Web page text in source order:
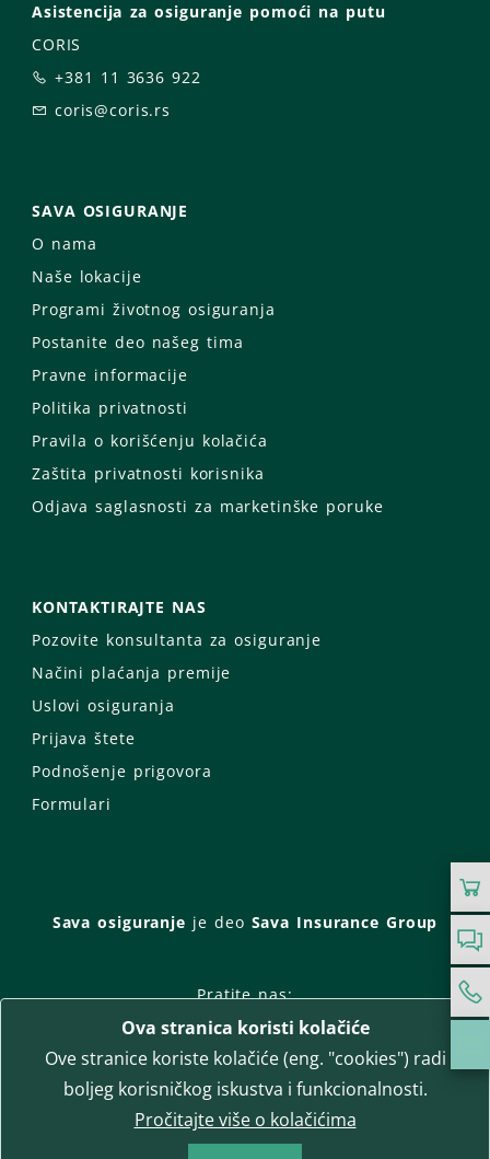
Asistencija za osiguranje pomoći na putu
CORIS
+381 11 3636 922
coris@coris.rs
SAVA OSIGURANJE
O nama
Naše lokacije
Programi životnog osiguranja
Postanite deo našeg tima
Pravne informacije
Politika privatnosti
Pravila o korišćenju kolačića
Zaštita privatnosti korisnika
Odjava saglasnosti za marketinške poruke
KONTAKTIRAJTE NAS
Pozovite konsultanta za osiguranje
Načini plaćanja premije
Uslovi osiguranja
Prijava štete
Podnošenje prigovora
Formulari
Sava osiguranje je deo Sava Insurance Group
Pratite nas:
Facebook
Instagram
LinkedIn
Twitter
YouTube
WhatsApp
T-media d.o.o. | napredne komunikacije
Ova stranica koristi kolačiće
Ove stranice koriste kolačiće (eng. "cookies") radi
boljeg korisničkog iskustva i funkcionalnosti.
Pročitajte više o kolačićima